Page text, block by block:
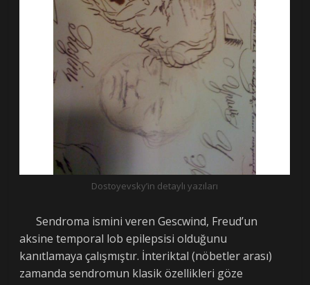
Dostoyevsky’in detaylı yazıları
Sendroma ismini veren Gescwind, Freud’un
aksine temporal lob epilepsisi olduğunu
kanıtlamaya çalışmıştır. İnteriktal (nöbetler arası)
zamanda sendromun klasik özellikleri göze